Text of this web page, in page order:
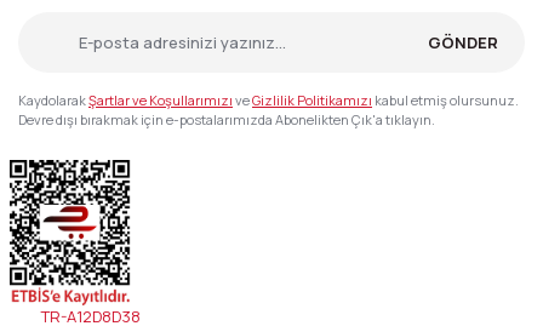
GÖNDER
KaydolarakŞartlar ve Koşullarımızı veGizlilik Politikamızı kabul etmiş olursunuz.
Devre dışı bırakmak için e-postalarımızda Abonelikten Çık'a tıklayın.
TR-A12D8D38